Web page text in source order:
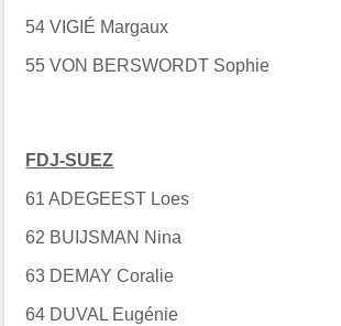
54 VIGIÉ Margaux
55 VON BERSWORDT Sophie
FDJ-SUEZ
61 ADEGEEST Loes
62 BUIJSMAN Nina
63 DEMAY Coralie
64 DUVAL Eugénie